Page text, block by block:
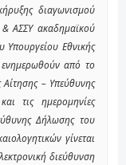
διαγωνισμού
ΑΣΣΥ ακαδημαϊκού
Εθνικής
από το
– Υπεύθυνης
τις ημερομηνίες
Δήλωσης του
γίνεται
διεύθυνση